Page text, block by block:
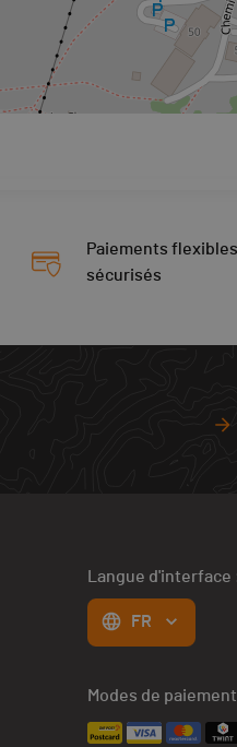
Paiements
sécurisés
Langue d'interface
FR
Modes de